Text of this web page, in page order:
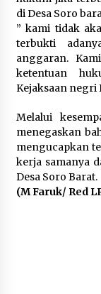
di Desa Soro
” kami tidak
terbukti
anggaran.
ketentuan
Kejaksaan negri
Melalui
menegaskan
mengucapkan
kerja samanya
Desa Soro Barat.
(M Faruk/ Red